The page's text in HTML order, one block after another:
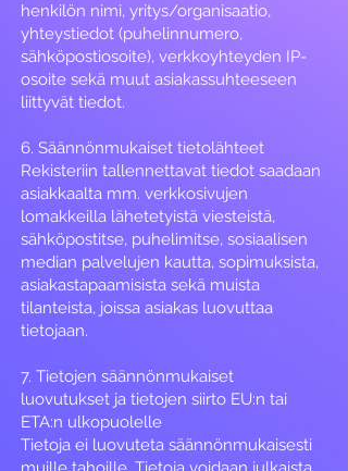
henkilön nimi, yritys/organisaatio,
yhteystiedot (puhelinnumero,
sähköpostiosoite), verkkoyhteyden IP-
osoite sekä muut asiakassuhteeseen
liittyvät tiedot.
6. Säännönmukaiset tietolähteet
Rekisteriin tallennettavat tiedot saadaan
asiakkaalta mm. verkkosivujen
lomakkeilla lähetetyistä viesteistä,
sähköpostitse, puhelimitse, sosiaalisen
median palvelujen kautta, sopimuksista,
asiakastapaamisista sekä muista
tilanteista, joissa asiakas luovuttaa
tietojaan.
7. Tietojen säännönmukaiset
luovutukset ja tietojen siirto EU:n tai
ETA:n ulkopuolelle
Tietoja ei luovuteta säännönmukaisesti